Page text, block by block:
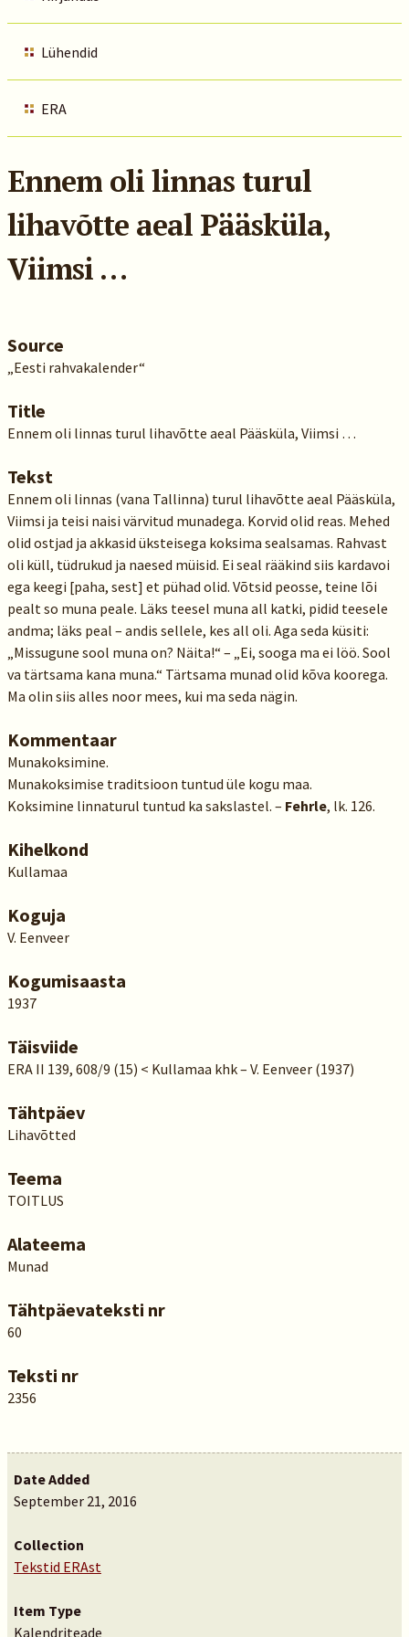
Lühendid
ERA
Ennem oli linnas turul
lihavõtte aeal Pääsküla,
Viimsi …
Source
„Eesti rahvakalender“
Title
Ennem oli linnas turul lihavõtte aeal Pääsküla, Viimsi …
Tekst
Ennem oli linnas (vana Tallinna) turul lihavõtte aeal Pääsküla,
Viimsi ja teisi naisi värvitud munadega. Korvid olid reas. Mehed
olid ostjad ja akkasid üksteisega koksima sealsamas. Rahvast
oli küll, tüdrukud ja naesed müisid. Ei seal rääkind siis kardavoi
ega keegi [paha, sest] et pühad olid. Võtsid peosse, teine lõi
pealt so muna peale. Läks teesel muna all katki, pidid teesele
andma; läks peal – andis sellele, kes all oli. Aga seda küsiti:
„Missugune sool muna on? Näita!“ – „Ei, sooga ma ei löö. Sool
va tärtsama kana muna.“ Tärtsama munad olid kõva koorega.
Ma olin siis alles noor mees, kui ma seda nägin.
Kommentaar
Munakoksimine.
Munakoksimise traditsioon tuntud üle kogu maa.
Koksimine linnaturul tuntud ka sakslastel. – Fehrle, lk. 126.
Kihelkond
Kullamaa
Koguja
V. Eenveer
Kogumisaasta
1937
Täisviide
ERA II 139, 608/9 (15) < Kullamaa khk – V. Eenveer (1937)
Tähtpäev
Lihavõtted
Teema
TOITLUS
Alateema
Munad
Tähtpäevateksti nr
60
Teksti nr
2356
Date Added
September 21, 2016
Collection
Tekstid ERAst
Item Type
Kalendriteade